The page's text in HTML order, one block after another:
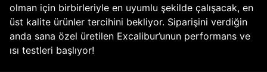
olman için birbirleriyle en uyumlu şekilde çalışacak, en
üst kalite ürünler tercihini bekliyor. Siparişini verdiğin
anda sana özel üretilen Excalibur’unun performans ve
ısı testleri başlıyor!